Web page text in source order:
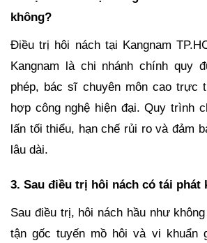
không?
Điều trị hôi nách tại Kangnam
Kangnam là chi nhánh chính quy
phép, bác sĩ chuyên môn cao trực
hợp công nghệ hiện đại. Quy trình
lấn tối thiểu, hạn chế rủi ro và đảm
lâu dài.
3. Sau điều trị hôi nách có tái phát
Sau điều trị, hôi nách hầu như
tận gốc tuyến mồ hôi và vi khuẩn